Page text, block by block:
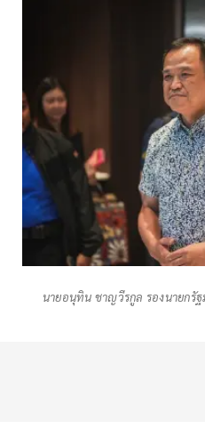
นายอนุทิน ชาญวีรกูล รองนายกรั